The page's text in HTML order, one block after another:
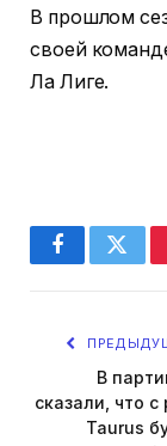
В прошлом
своей
Ла Лиге.
Facebook
В
сказали, что
Taurus